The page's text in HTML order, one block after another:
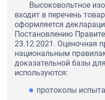
Высоковольтное
входит в перечень
оформляется
Постановлению
23.12.2021. Оценочная
национальным
доказательной базы
используются:
протоколы